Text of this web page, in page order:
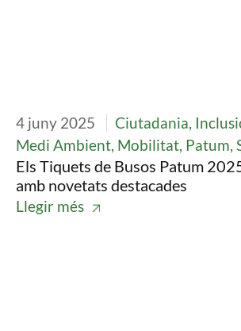
4 juny 2025
Ciutadania,
Medi Ambient, Mobilitat, Patum,
Els Tiquets de Busos Patum
amb novetats destacades
Llegir més